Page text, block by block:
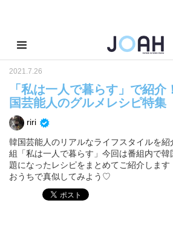
2021.7.26
「私は一人で暮らす」で紹介
国芸能人のグルメレシピ特集
riri
韓国芸能人のリアルなライフスタイルを
組「私は一人で暮らす」今回は番組内で
題になったレシピをまとめてご紹介しま
おうちで真似してみよう♡